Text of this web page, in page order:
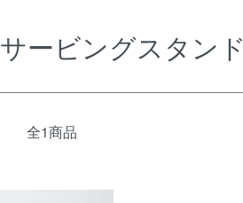
サービングスタンド
全1商品